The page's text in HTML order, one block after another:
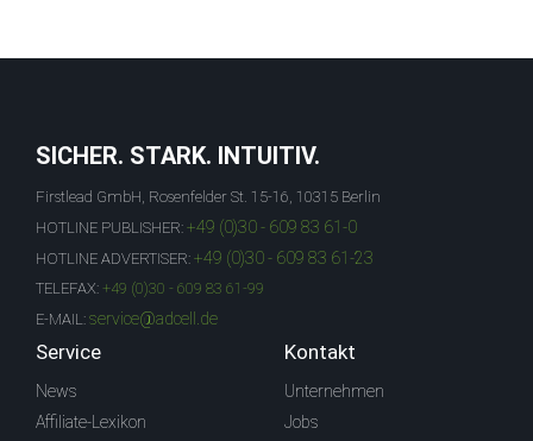
SICHER. STARK. INTUITIV.
Firstlead GmbH, Rosenfelder St. 15-16, 10315 Berlin
HOTLINE PUBLISHER: +49 (0)30 - 609 83 61-0
HOTLINE ADVERTISER: +49 (0)30 - 609 83 61-23
TELEFAX: +49 (0)30 - 609 83 61-99
E-MAIL: service@adcell.de
Service
News
Affiliate-Lexikon
Kontakt
Unternehmen
Jobs